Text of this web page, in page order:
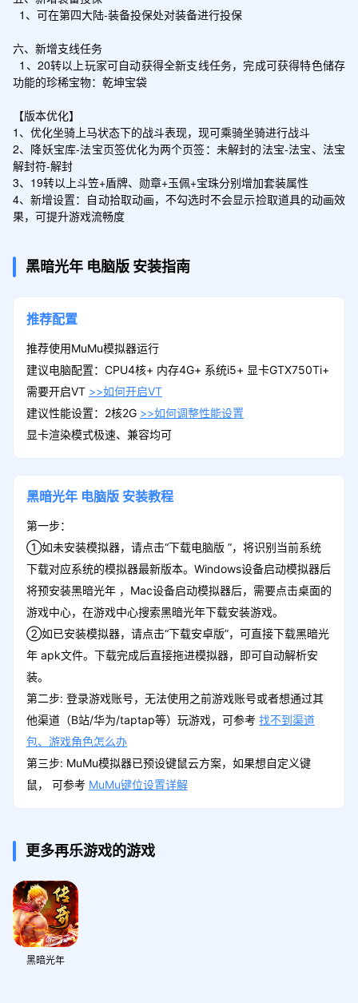
六、新增支线任务
功能的珍稀宝物：乾坤宝袋
【版本优化】
1、优化坐骑上马状态下的战斗表现，现可乘骑坐骑进行战斗
2、降妖宝库-法宝页签优化为两个页签：未解封的法宝-法宝、法宝
解封符-解封
3、19转以上斗笠+盾牌、勋章+玉佩+宝珠分别增加套装属性
4、新增设置：自动拾取动画，不勾选时不会显示捡取道具的动画效
果，可提升游戏流畅度
黑暗光年 电脑版 安装指南
推荐配置
推荐使用MuMu模拟器运行
建议电脑配置：CPU4核+ 内存4G+ 系统i5+ 显卡GTX750Ti+
需要开启VT >>如何开启VT
建议性能设置：2核2G >>如何调整性能设置
显卡渲染模式极速、兼容均可
黑暗光年 电脑版 安装教程
第一步：
①如未安装模拟器，请点击“下载电脑版 ”，将识别当前系统
下载对应系统的模拟器最新版本。Windows设备启动模拟器后
将预安装黑暗光年 ，Mac设备启动模拟器后，需要点击桌面的
游戏中心，在游戏中心搜索黑暗光年下载安装游戏。
②如已安装模拟器，请点击“下载安卓版”，可直接下载黑暗光
年 apk文件。下载完成后直接拖进模拟器，即可自动解析安
装。
第二步: 登录游戏账号，无法使用之前游戏账号或者想通过其
他渠道（B站/华为/taptap等）玩游戏，可参考 找不到渠道
包、游戏角色怎么办
第三步: MuMu模拟器已预设键鼠云方案，如果想自定义键
鼠， 可参考 MuMu键位设置详解
更多再乐游戏的游戏
黑暗光年